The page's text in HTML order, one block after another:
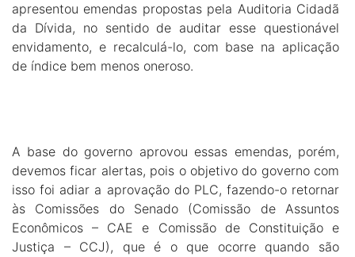
apresentou emendas propostas pela Auditoria Cidadã
da Dívida, no sentido de auditar esse questionável
envidamento, e recalculá-lo, com base na aplicação
de índice bem menos oneroso.
A base do governo aprovou essas emendas, porém,
devemos ficar alertas, pois o objetivo do governo com
isso foi adiar a aprovação do PLC, fazendo-o retornar
às Comissões do Senado (Comissão de Assuntos
Econômicos – CAE e Comissão de Constituição e
Justiça – CCJ), que é o que ocorre quando são